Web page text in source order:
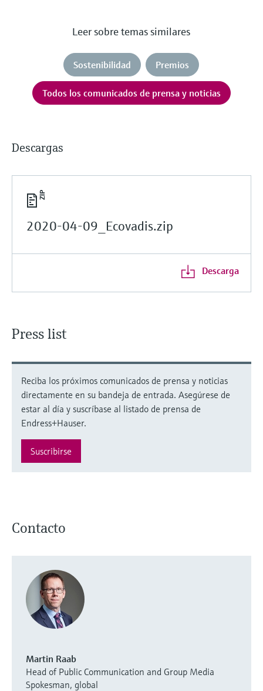
Leer sobre temas similares
Sostenibilidad Premios
Todos los comunicados de prensa y noticias
Descargas
2020-04-09_Ecovadis.zip
Descarga
Press list
Reciba los próximos comunicados de prensa y noticias
directamente en su bandeja de entrada. Asegúrese de
estar al día y suscríbase al listado de prensa de
Endress+Hauser.
Suscribirse
Contacto
Martin Raab
Head of Public Communication and Group Media
Spokesman, global